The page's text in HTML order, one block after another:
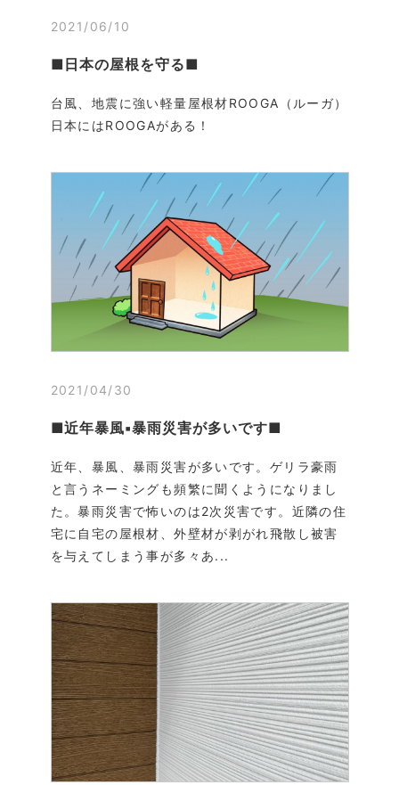
2021/06/10
■日本の屋根を守る■
台風、地震に強い軽量屋根材ROOGA（ルーガ）
日本にはROOGAがある！
2021/04/30
■近年暴風▪暴雨災害が多いです■
近年、暴風、暴雨災害が多いです。ゲリラ豪雨
と言うネーミングも頻繁に聞くようになりまし
た。暴雨災害で怖いのは2次災害です。近隣の住
宅に自宅の屋根材、外壁材が剥がれ飛散し被害
を与えてしまう事が多々あ...